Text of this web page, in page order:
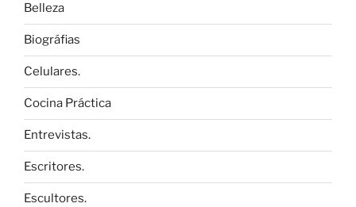
Belleza
Biográfias
Celulares.
Cocina Práctica
Entrevistas.
Escritores.
Escultores.